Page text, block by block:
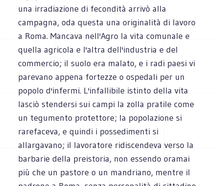
una irradiazione di fecondità arrivò alla
campagna, oda questa una originalità di lavoro
a Roma. Mancava nell'Agro la vita comunale e
quella agricola e l'altra dell'industria e del
commercio; il suolo era malato, e i radi paesi vi
parevano appena fortezze o ospedali per un
popolo d'infermi. L'infallibile istinto della vita
lasciò stendersi sui campi la zolla pratile come
un tegumento protettore; la popolazione si
rarefaceva, e quindi i possedimenti si
allargavano; il lavoratore ridiscendeva verso la
barbarie della preistoria, non essendo oramai
più che un pastore o un mandriano, mentre il